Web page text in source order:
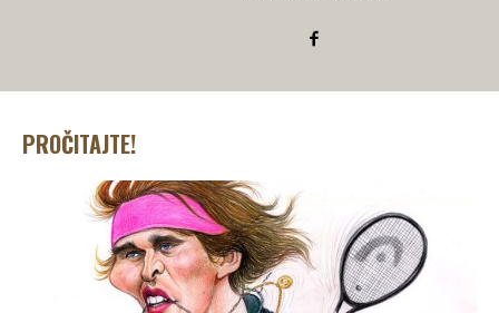
PROČITAJTE!